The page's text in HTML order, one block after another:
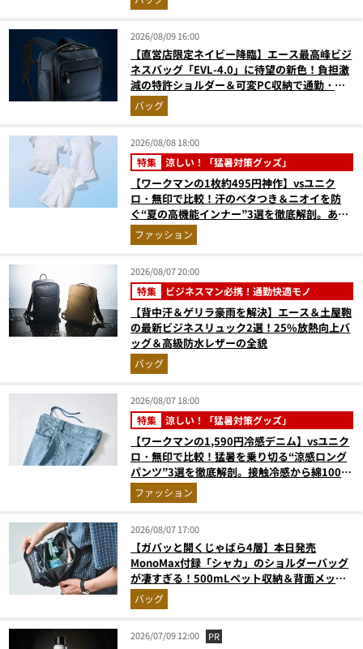
2026/08/09 16:00
【直営店限定ネイビー降臨】エース最高峰ビジ
ネスバッグ「EVL-4.0」に待望の新色！負担激
減の特許ショルダー＆可変PC収納で通勤・出
張が無敵に
バッグ
2026/08/08 18:00
特集 涼しい！「猛暑対策グッズ」
【ワークマンの1枚約495円神作】vsユニク
ロ・無印で比較！汗のベタつき＆ニオイを防
ぐ“夏の高機能インナー”3選を徹底解剖。あな
たに最適な1着は？
ファッション
2026/08/07 20:00
特集 ビジネスマン必携！通勤快適モノ
【背中汗＆ゲリラ豪雨を解決】エース＆土屋鞄
の最新ビジネスリュック2選！25%放熱向上バ
ッグ＆高級防水レザーの全貌
バッグ
2026/08/07 18:00
特集 涼しい！「猛暑対策グッズ」
【ワークマンの1,590円冷感デニム】vsユニク
ロ・無印で比較！猛暑を乗り切る“涼感ロング
パンツ”3選を徹底解剖。接触冷感から綿100%
まで決定版
ファッション
2026/08/07 17:00
【ガバッと開くじゃばら4層】本日発売
MonoMax付録「シャカ」のショルダーバッグ
が凄すぎる！500mLペット収納＆背面メッシ
ュでベタつかない
バッグ
2026/07/09 12:00 PR